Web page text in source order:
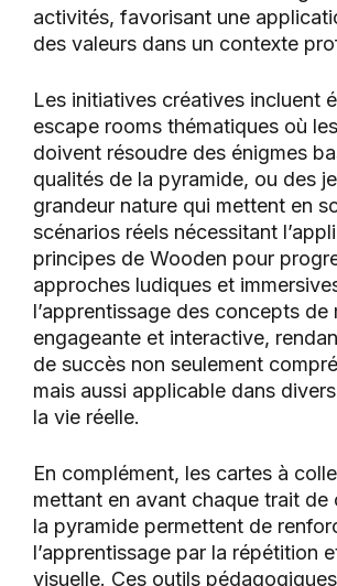
activités, favorisant une
des valeurs dans un contexte
Les initiatives créatives incluent
escape rooms thématiques où
doivent résoudre des énigmes
qualités de la pyramide, ou des
grandeur nature qui mettent en
scénarios réels nécessitant
principes de Wooden pour
approches ludiques et
l’apprentissage des concepts de
engageante et interactive,
de succès non seulement
mais aussi applicable dans
la vie réelle.
En complément, les cartes à
mettant en avant chaque trait de
la pyramide permettent de
l’apprentissage par la répétition
visuelle. Ces outils